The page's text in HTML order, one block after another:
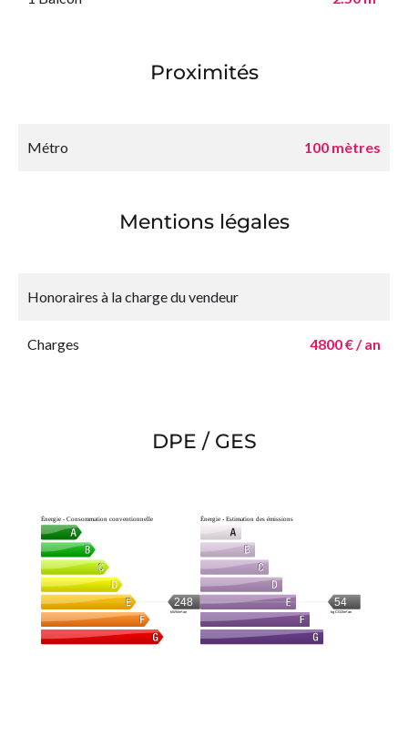
Proximités
Métro 100 mètres
Mentions légales
Honoraires à la charge du vendeur
Charges 4800 € / an
DPE / GES
Énergie - Consommation conventionnelle
248
kWh/m².an
Énergie - Estimation des émissions
54
kg CO2/m².an